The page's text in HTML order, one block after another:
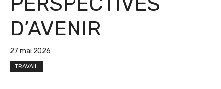
D’AVENIR
27 mai 2026
TRAVAIL